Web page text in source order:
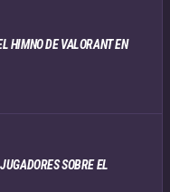
HIMNO DE VALORANT EN
SOBRE EL